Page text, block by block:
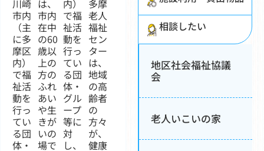
相談したい
地区社会福祉協議
会
老人いこいの家
川崎
市内
（主
に多
摩区
内）
で福
祉活
動を
行っ
てい
る団
体・
は、
市内
在中
の60
歳以
上の
方の
ふれ
あい
や生
きが
いの
場で
内）
で福
祉活
動を
行っ
てい
る団
体・
グル
ープ
等に
対
し、
多摩
老人
福祉
セン
ター
は、
地域
の高
齢者
の
方々
が、
健康